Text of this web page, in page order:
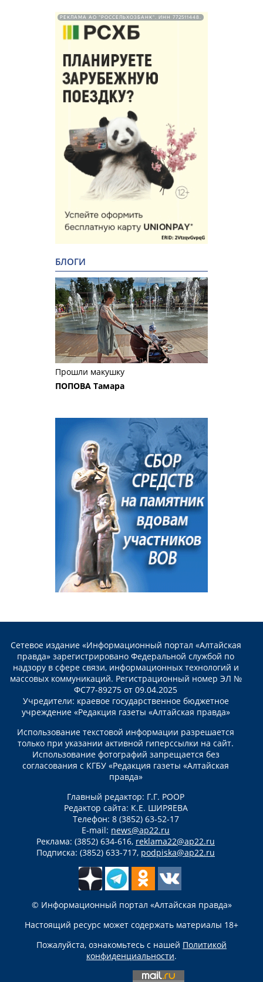
РЕКЛАМА АО "РОССЕЛЬХОЗБАНК". ИНН 772511448.
БЛОГИ
Прошли макушку
ПОПОВА Тамара
Сетевое издание «Информационный портал «Алтайская
правда» зарегистрировано Федеральной службой по
надзору в сфере связи, информационных технологий и
массовых коммуникаций. Регистрационный номер ЭЛ №
ФС77-89275 от 09.04.2025
Учредители: краевое государственное бюджетное
учреждение «Редакция газеты «Алтайская правда»
Использование текстовой информации разрешается
только при указании активной гиперссылки на сайт.
Использование фотографий запрещается без
согласования с КГБУ «Редакция газеты «Алтайская
правда»
Главный редактор: Г.Г. РООР
Редактор сайта: К.Е. ШИРЯЕВА
Телефон: 8 (3852) 63-52-17
E-mail: news@ap22.ru
Реклама: (3852) 634-616, reklama22@ap22.ru
Подписка: (3852) 633-717, podpiska@ap22.ru
© Информационный портал «Алтайская правда»
Настоящий ресурс может содержать материалы 18+
Пожалуйста, ознакомьтесь с нашей Политикой
конфиденциальности.